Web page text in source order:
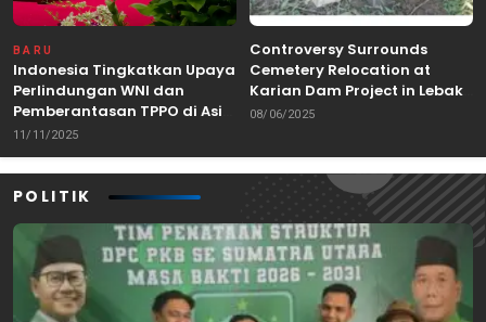
BARU
Indonesia Tingkatkan Upaya
Perlindungan WNI dan
Pemberantasan TPPO di Asia
Tenggara
11/11/2025
Controversy Surrounds
Cemetery Relocation at
Karian Dam Project in Lebak,
Banten
08/06/2025
POLITIK